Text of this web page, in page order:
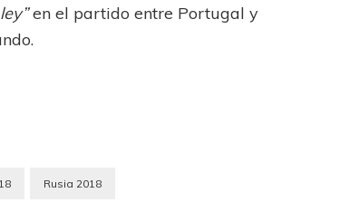
en el partido entre Portugal y
Rusia 2018